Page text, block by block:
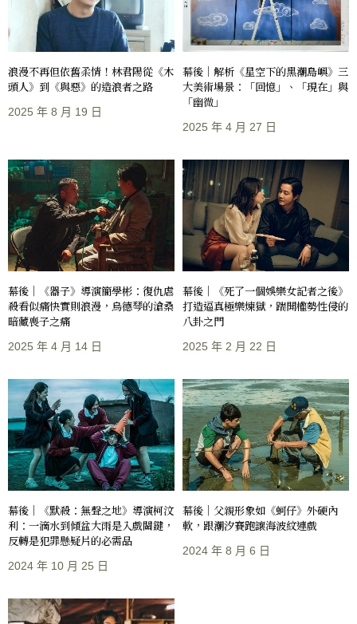
浪漫不再但依舊柔情！林君陽從《木
頭人》到《與惡》的造浪者之路
2025 年 8 月 19 日
幕後｜解析《星空下的黑潮島嶼》三
大美術場景：「回憶」、「現在」與
「幽微」
2025 年 4 月 27 日
幕後｜《器子》導演簡學彬：復仇虐
殺看似痛快實則浪漫，烏德琴的滄桑
暗藏喪子之痛
2025 年 4 月 14 日
幕後｜《死了一個娛樂女記者之後》
打造逼真極樂煉獄，踹開權勢性侵的
八卦之門
2025 年 2 月 22 日
幕後｜《默殺：無聲之地》導演柯汶
利：一滴水到傾盆大雨是入戲關鍵，
反轉是犯罪懸疑片的必需品
2024 年 10 月 25 日
幕後｜父親形象如《蚵仔》外硬內
軟，跟潮汐賽跑讓海波紋連戲
2024 年 8 月 6 日